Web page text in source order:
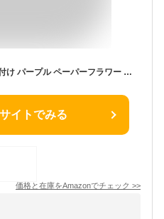
ling マーメイド パーティー 飾り付け パープル ペーパーフラワー 紙提灯 紙花 ペーパーランタン 装飾 ベビーシャワー 誕生日 グリーン 16枚セット
イトでみる
価格と在庫をAmazonでチェック >>